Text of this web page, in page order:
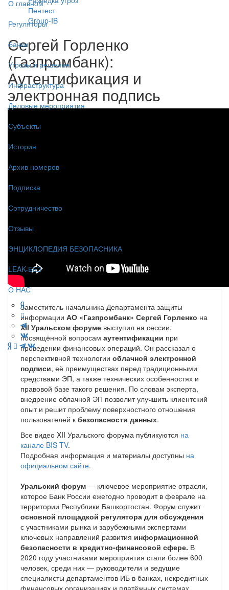
О главном
Регуляторы
Банки
Угрозы и решения
Инфраструктура
Деловые мероприятия
Субъекты
История
Архив номеров
Подписка
Сотрудничество
Отзывы
ЭНЦИКЛОПЕДИЯ БЕЗОПАСНИКА
LEAK-БЕЗ
О НАС
Пентест
Group-IB
Сергей Горленко
(Газпромбанк):
Аутентификация и
электронная подпись
Заместитель начальника Департамента защиты
информации АО «Газпромбанк» Сергей Горленко на
XII Уральском форуме выступил на сессии,
посвящённой вопросам аутентификации при
проведении финансовых операций. Он рассказал о
перспективной технологии облачной электронной
подписи, её преимуществах перед традиционными
средствами ЭП, а также технических особенностях и
правовой базе такого решения. По словам эксперта,
внедрение облачной ЭП позволит улучшить клиентский
опыт и решит проблему поверхностного отношения
пользователей к безопасности данных.
Все видео XII Уральского форума публикуются на
канале BIS TV.
Подробная информация и материалы доступны на
официальном сайте.
Уральский форум — ключевое мероприятие отрасли,
которое Банк России ежегодно проводит в феврале на
территории Республики Башкортостан. Форум служит
основной площадкой регулятора для обсуждения
с участниками рынка и зарубежными экспертами
ключевых направлений развития информационной
безопасности в кредитно-финансовой сфере. В
2020 году участниками мероприятия стали более 600
человек, среди них — руководители и ведущие
специалисты департаментов ИБ в банках, некредитных
финансовых организациях и платёжных системах,